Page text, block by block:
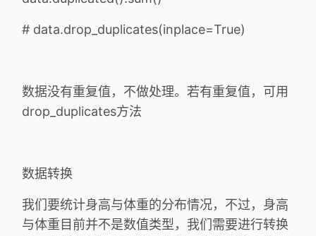
# data.drop_duplicates(inplace=True)
数据没有重复值，不做处理。若有重复值，可用
drop_duplicates方法
数据转换
我们要统计身高与体重的分布情况，不过，身高
与体重目前并不是数值类型，我们需要进行转换